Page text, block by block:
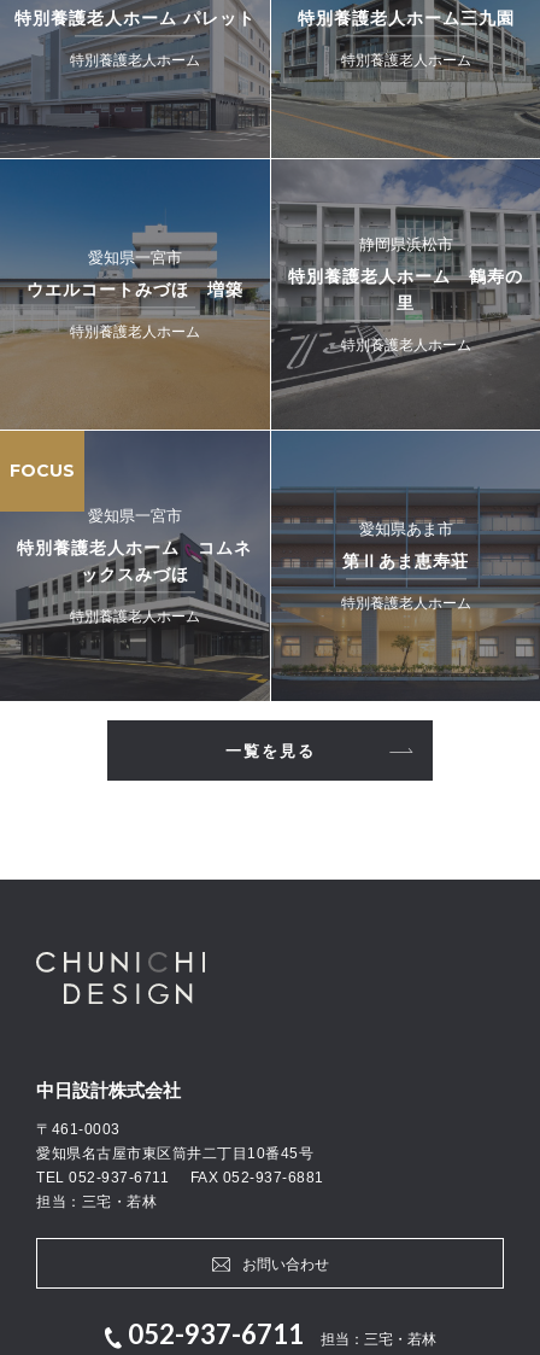
特別養護老人ホーム パレット
特別養護老人ホーム
特別養護老人ホーム三九園
特別養護老人ホーム
愛知県一宮市
ウエルコートみづほ 増築
特別養護老人ホーム
静岡県浜松市
特別養護老人ホーム 鶴寿の
里
特別養護老人ホーム
FOCUS
愛知県一宮市
特別養護老人ホーム コムネ
ックスみづほ
特別養護老人ホーム
愛知県あま市
第Ⅱあま恵寿荘
特別養護老人ホーム
一覧を見る
中日設計株式会社
〒461-0003
愛知県名古屋市東区筒井二丁目10番45号
TEL 052-937-6711 FAX 052-937-6881
担当：三宅・若林
お問い合わせ
052-937-6711 担当：三宅・若林